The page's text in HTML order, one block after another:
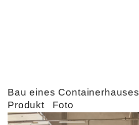
Bau eines Containerhauses
Produkt
Foto